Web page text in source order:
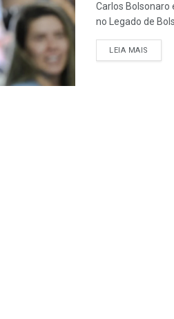
Carlos Bolsonaro
no Legado de
LEIA MAIS